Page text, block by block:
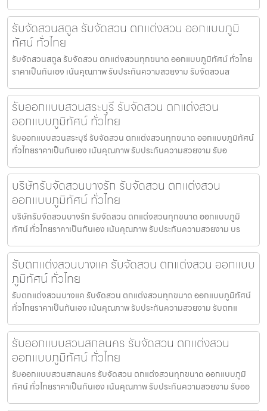
รับจัดสวนสตูล รับจัดสวน ตกแต่งสวน ออกแบบภูมิ
ทัศน์ ทั่วไทย
รับจัดสวนสตูล รับจัดสวน ตกแต่งสวนทุกขนาด ออกแบบภูมิทัศน์ ทั่วไทย
ราคาเป็นกันเอง เน้นคุณภาพ รับประกันความสวยงาม รับจัดสวนส
รับออกแบบสวนสระบุรี รับจัดสวน ตกแต่งสวน
ออกแบบภูมิทัศน์ ทั่วไทย
รับออกแบบสวนสระบุรี รับจัดสวน ตกแต่งสวนทุกขนาด ออกแบบภูมิทัศน์
ทั่วไทยราคาเป็นกันเอง เน้นคุณภาพ รับประกันความสวยงาม รับอ
บริษัทรับจัดสวนบางรัก รับจัดสวน ตกแต่งสวน
ออกแบบภูมิทัศน์ ทั่วไทย
บริษัทรับจัดสวนบางรัก รับจัดสวน ตกแต่งสวนทุกขนาด ออกแบบภูมิ
ทัศน์ ทั่วไทยราคาเป็นกันเอง เน้นคุณภาพ รับประกันความสวยงาม บร
รับตกแต่งสวนบางแค รับจัดสวน ตกแต่งสวน ออกแบบ
ภูมิทัศน์ ทั่วไทย
รับตกแต่งสวนบางแค รับจัดสวน ตกแต่งสวนทุกขนาด ออกแบบภูมิทัศน์
ทั่วไทยราคาเป็นกันเอง เน้นคุณภาพ รับประกันความสวยงาม รับตกแ
รับออกแบบสวนสกลนคร รับจัดสวน ตกแต่งสวน
ออกแบบภูมิทัศน์ ทั่วไทย
รับออกแบบสวนสกลนคร รับจัดสวน ตกแต่งสวนทุกขนาด ออกแบบภูมิ
ทัศน์ ทั่วไทยราคาเป็นกันเอง เน้นคุณภาพ รับประกันความสวยงาม รับออ